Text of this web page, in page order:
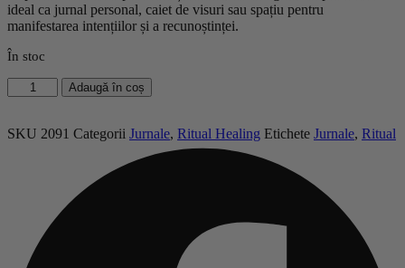
ideal ca jurnal personal, caiet de visuri sau spațiu pentru
manifestarea intențiilor și a recunoștinței.
În stoc
Cantitate
Jurnal
–
Adaugă în coș
SKU 2091 Categorii Jurnale, Ritual Healing Etichete Jurnale, Ritual